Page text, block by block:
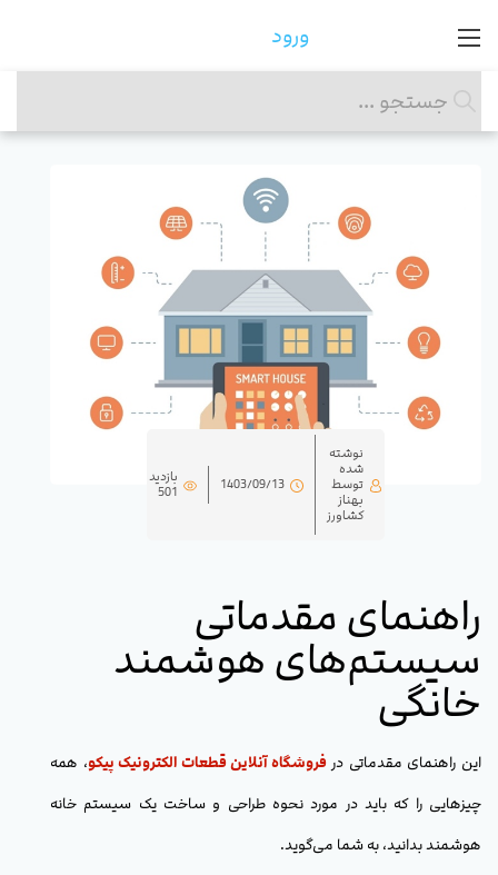
ورود
نوشته
شده
توسط
بهناز
کشاورز
1403/09/13
بازدید
501
راهنمای مقدماتی
سیستم‌های هوشمند
خانگی
این راهنمای مقدماتی درفروشگاه آنلاین قطعات الکترونیک پیکو، همه
چیزهایی را که باید در مورد نحوه طراحی و ساخت یک سیستم خانه
هوشمند بدانید، به شما می‌گوید.